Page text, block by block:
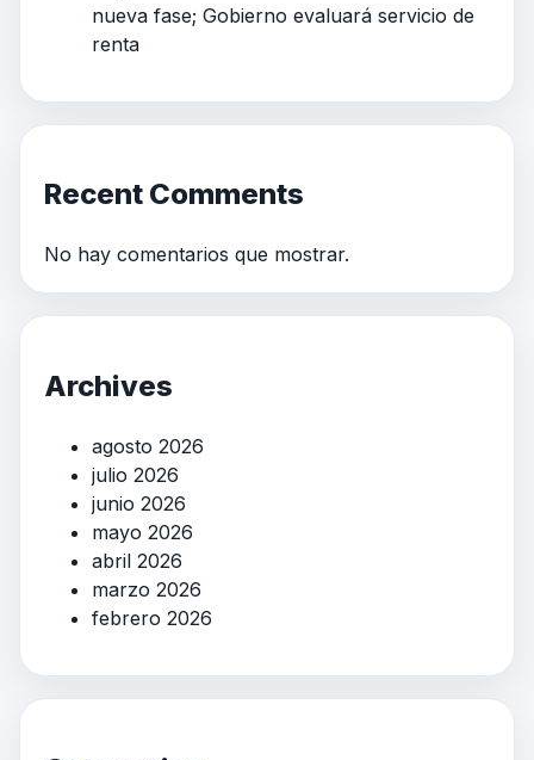
nueva fase; Gobierno evaluará servicio de
renta
Recent Comments
No hay comentarios que mostrar.
Archives
agosto 2026
julio 2026
junio 2026
mayo 2026
abril 2026
marzo 2026
febrero 2026